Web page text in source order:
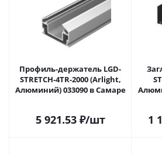
Профиль-держатель LGD-
STRETCH-4TR-2000 (Arlight,
Алюминий) 033090 в Самаре
5 921.53₽/шт 1